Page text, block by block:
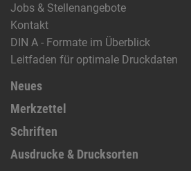
Jobs & Stellenangebote
Kontakt
DIN A - Formate im Überblick
Leitfaden für optimale Druckdaten
Neues
Merkzettel
Schriften
Ausdrucke & Drucksorten